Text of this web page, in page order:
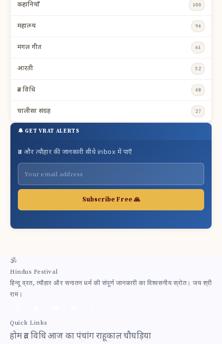
कहानियाँ 100
महात्म्य 94
मंगल गीत 61
आरती 52
व्रत विधि 48
चालीसा संग्रह 27
🔔 GET VRAT ALERTS
व्रत और त्यौहार की जानकारी सीधे inbox में पाएँ
Subscribe Free 🙏
🕉
Hindus Festival
हिन्दू व्रत, त्यौहार और सनातन धर्म की संपूर्ण जानकारी का विश्वसनीय स्रोत। जय श्री
राम।
Quick Links
होमव्रत विधिआज का पंचांगराहूकालचौघड़िया